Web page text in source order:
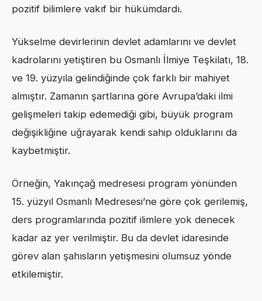
pozitif bilimlere vakıf bir hükümdardı.
Yükselme devirlerinin devlet adamlarını ve devlet
kadrolarını yetiştiren bu Osmanlı İlmiye Teşkilatı, 18.
ve 19. yüzyıla gelindiğinde çok farklı bir mahiyet
almıştır. Zamanın şartlarına göre Avrupa’daki ilmi
gelişmeleri takip edemediği gibi, büyük program
değişikliğine uğrayarak kendi sahip olduklarını da
kaybetmiştir.
Örneğin, Yakınçağ medresesi program yönünden
15. yüzyıl Osmanlı Medresesi’ne göre çok gerilemiş,
ders programlarında pozitif ilimlere yok denecek
kadar az yer verilmiştir. Bu da devlet idaresinde
görev alan şahısların yetişmesini olumsuz yönde
etkilemiştir.